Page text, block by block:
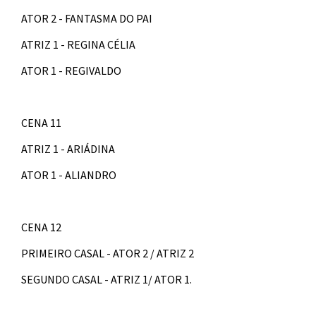
ATOR 2 - FANTASMA DO PAI
ATRIZ 1 - REGINA CÉLIA
ATOR 1 - REGIVALDO
CENA 11
ATRIZ 1 - ARIÁDINA
ATOR 1 - ALIANDRO
CENA 12
PRIMEIRO CASAL - ATOR 2 / ATRIZ 2
SEGUNDO CASAL - ATRIZ 1/ ATOR 1.